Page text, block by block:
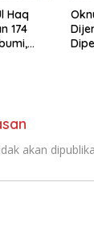
Haq
174
akan